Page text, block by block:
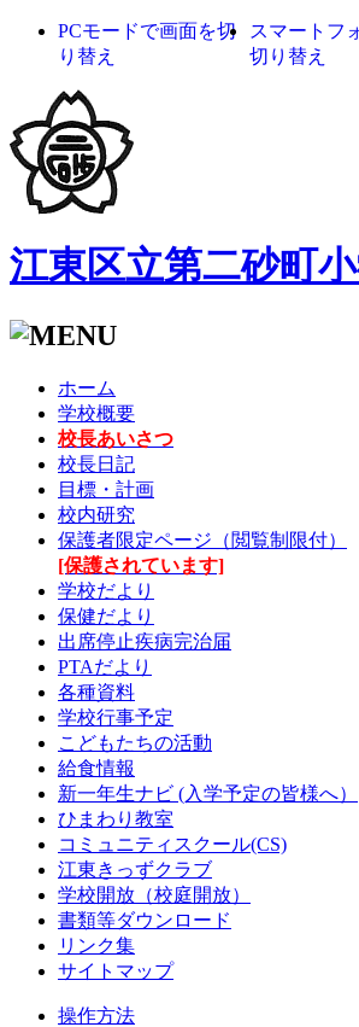
PCモードで画面を切
り替え
スマートフ
切り替え
江東区立第二砂町
ホーム
学校概要
校長あいさつ
校長日記
目標・計画
校内研究
保護者限定ページ（閲覧制限付）
[保護されています]
学校だより
保健だより
出席停止疾病完治届
PTAだより
各種資料
学校行事予定
こどもたちの活動
給食情報
新一年生ナビ (入学予定の皆様へ）
ひまわり教室
コミュニティスクール(CS)
江東きっずクラブ
学校開放（校庭開放）
書類等ダウンロード
リンク集
サイトマップ
操作方法